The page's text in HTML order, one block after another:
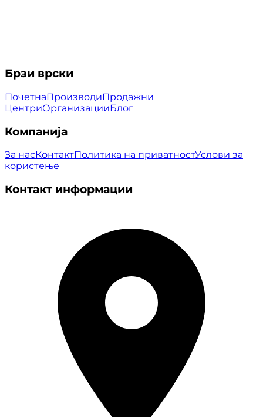
Брзи врски
ПочетнаПроизводиПродажни
ЦентриОрганизацииБлог
Компанија
За насКонтактПолитика на приватностУслови за
користење
Контакт информации